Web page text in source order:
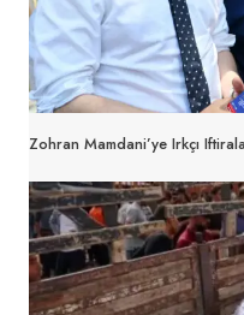
Zohran Mamdani’ye Irkçı